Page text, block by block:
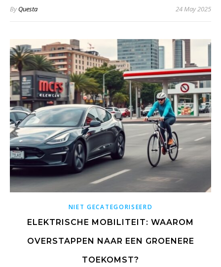
ByQuesta 24 May 2025
NIET GECATEGORISEERD
ELEKTRISCHE MOBILITEIT: WAAROM
OVERSTAPPEN NAAR EEN GROENERE
TOEKOMST?